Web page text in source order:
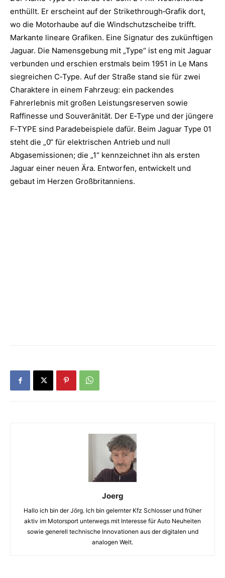
enthüllt. Er erscheint auf der Strikethrough‑Grafik dort,
wo die Motorhaube auf die Windschutzscheibe trifft.
Markante lineare Grafiken. Eine Signatur des zukünftigen
Jaguar. Die Namensgebung mit „Type“ ist eng mit Jaguar
verbunden und erschien erstmals beim 1951 in Le Mans
siegreichen C‑Type. Auf der Straße stand sie für zwei
Charaktere in einem Fahrzeug: ein packendes
Fahrerlebnis mit großen Leistungsreserven sowie
Raffinesse und Souveränität. Der E‑Type und der jüngere
F‑TYPE sind Paradebeispiele dafür. Beim Jaguar Type 01
steht die „0“ für elektrischen Antrieb und null
Abgasemissionen; die „1“ kennzeichnet ihn als ersten
Jaguar einer neuen Ära. Entworfen, entwickelt und
gebaut im Herzen Großbritanniens.
Joerg
Hallo ich bin der Jörg. Ich bin gelernter Kfz Schlosser und früher
aktiv im Motorsport unterwegs mit Interesse für Auto Neuheiten
sowie generell technische Innovationen aus der digitalen und
analogen Welt.